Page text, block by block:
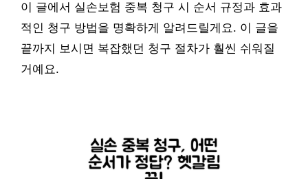
이 글에서 실손보험 중복 청구 시 순서 규정과 효과
적인 청구 방법을 명확하게 알려드릴게요. 이 글을
끝까지 보시면 복잡했던 청구 절차가 훨씬 쉬워질
거예요.